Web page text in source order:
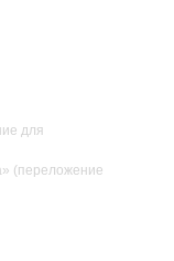
для
(переложение